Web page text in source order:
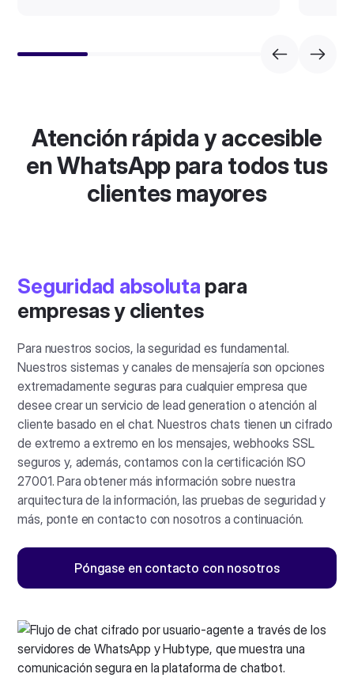
Atención rápida y accesible
en WhatsApp para todos tus
clientes mayores
Seguridad absoluta para
empresas y clientes
Para nuestros socios, la seguridad es fundamental.
Nuestros sistemas y canales de mensajería son opciones
extremadamente seguras para cualquier empresa que
desee crear un servicio de lead generation o atención al
cliente basado en el chat. Nuestros chats tienen un cifrado
de extremo a extremo en los mensajes, webhooks SSL
seguros y, además, contamos con la certificación ISO
27001. Para obtener más información sobre nuestra
arquitectura de la información, las pruebas de seguridad y
más, ponte en contacto con nosotros a continuación.
Póngase en contacto con nosotros